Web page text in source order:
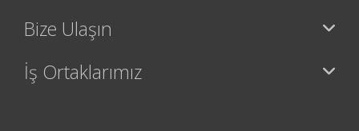
Bize Ulaşın
İş Ortaklarımız